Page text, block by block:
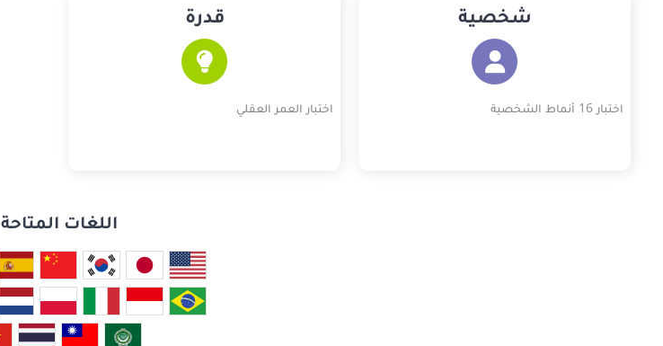
شخصية
اختبار 16 أنماط الشخصية
قدرة
اختبار العمر العقلي
اللغات المتاحة